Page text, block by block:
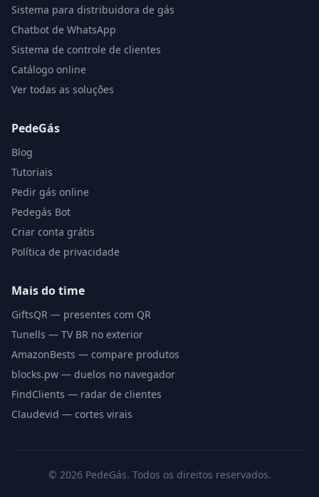
Sistema para distribuidora de gás
Chatbot de WhatsApp
Sistema de controle de clientes
Catálogo online
Ver todas as soluções
PedeGás
Blog
Tutoriais
Pedir gás online
Pedegás Bot
Criar conta grátis
Política de privacidade
Mais do time
GiftsQR — presentes com QR
Tunells — TV BR no exterior
AmazonBests — compare produtos
blocks.pw — duelos no navegador
FindClients — radar de clientes
Claudevid — cortes virais
© 2026PedeGás. Todos os direitos reservados.